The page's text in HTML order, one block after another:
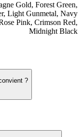
la signature
le niveau d’e-
mm, le Fluffi Pro reste
esthétique :
Gold, Forest Green,
Light Gunmetal, Navy
Pink, Crimson Red,
Midnight Black
?